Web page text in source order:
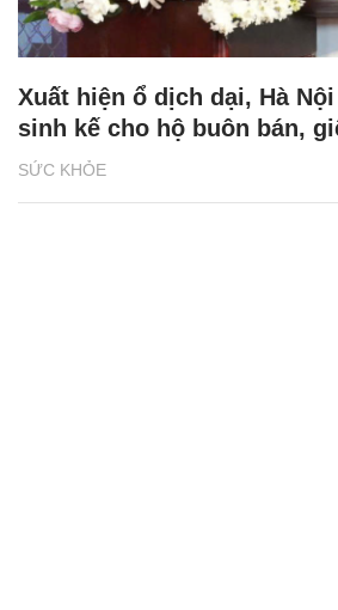
SỨC KHỎE
Xuất hiện ổ dịch dại, Hà
sinh kế cho hộ buôn bán,